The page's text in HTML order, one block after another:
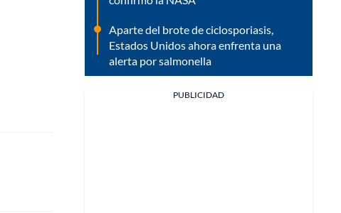
Aparte del brote de ciclosporiasis,
Estados Unidos ahora enfrenta una
alerta por salmonella
PUBLICIDAD